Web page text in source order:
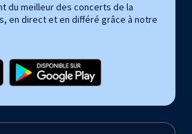
du meilleur des concerts de la
en direct et en différé grâce à notre